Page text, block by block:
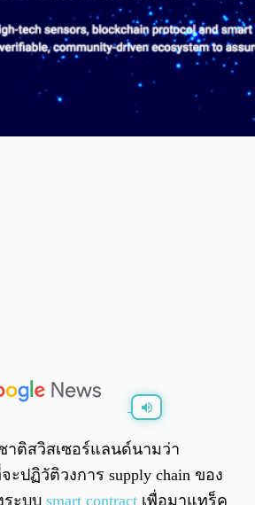
0:00
ติสวิสเซอร์แลนด์นามว่า
ะปฏิวัติวงการ supply chain ของ
ระบบ smart contract เพื่อมาแทร็ค